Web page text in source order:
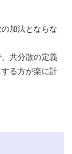
加法とならな
共分散の定義
る方が楽に計